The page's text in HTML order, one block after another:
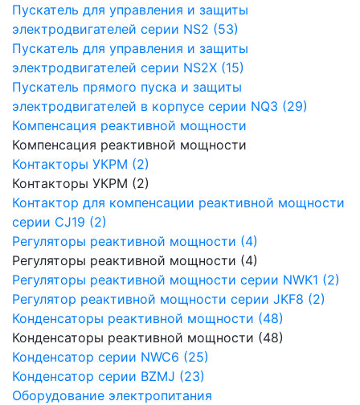
Пускатель для управления и защиты
электродвигателей серии NS2 (53)
Пускатель для управления и защиты
электродвигателей серии NS2X (15)
Пускатель прямого пуска и защиты
электродвигателей в корпусе серии NQ3 (29)
Компенсация реактивной мощности
Компенсация реактивной мощности
Контакторы УКРМ (2)
Контакторы УКРМ (2)
Контактор для компенсации реактивной мощности
серии CJ19 (2)
Регуляторы реактивной мощности (4)
Регуляторы реактивной мощности (4)
Регуляторы реактивной мощности серии NWK1 (2)
Регулятор реактивной мощности серии JKF8 (2)
Конденсаторы реактивной мощности (48)
Конденсаторы реактивной мощности (48)
Конденсатор серии NWC6 (25)
Конденсатор серии BZMJ (23)
Оборудование электропитания